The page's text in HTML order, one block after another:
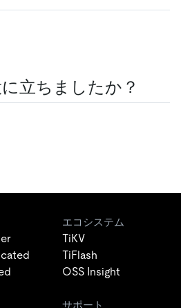
立ちましたか？
エコシステム
TiKV
TiFlash
OSS Insight
サポート